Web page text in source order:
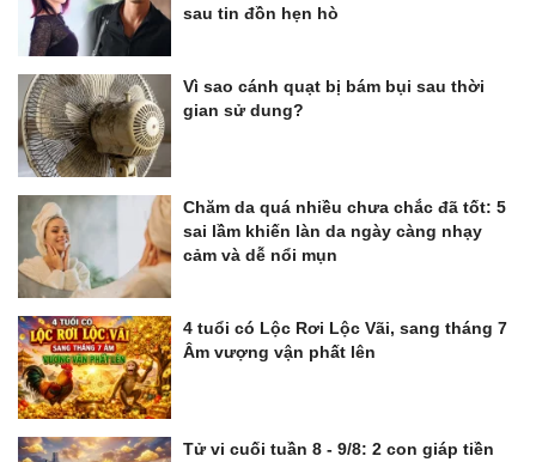
sau tin đồn hẹn hò
Vì sao cánh quạt bị bám bụi sau thời
gian sử dung?
Chăm da quá nhiều chưa chắc đã tốt: 5
sai lầm khiến làn da ngày càng nhạy
cảm và dễ nổi mụn
4 tuổi có Lộc Rơi Lộc Vãi, sang tháng 7
Âm vượng vận phất lên
Tử vi cuối tuần 8 - 9/8: 2 con giáp tiền